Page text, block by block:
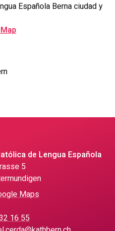
Española Berna ciudad y
de Lengua Española
5
Maps
16 55